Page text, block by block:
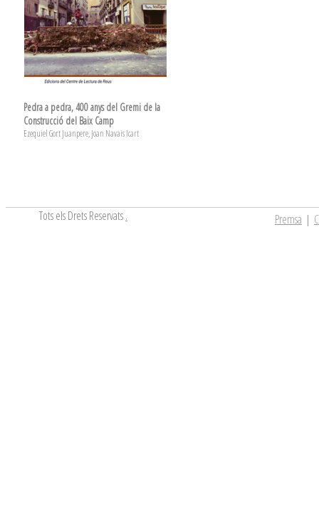
Pedra a pedra, 400 anys del Gremi de la
Construcció del Baix Camp
Ezequiel Gort Juanpere, Joan Navais Icart
Tots els Drets Reservats. Premsa |